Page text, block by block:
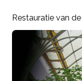
Restauratie van